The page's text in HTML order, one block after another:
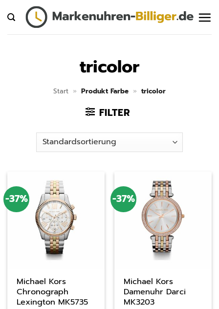
Inhalt
springen
tricolor
Start » Produkt Farbe » tricolor
FILTER
-37%
Michael Kors
Chronograph
Lexington MK5735
-37%
Michael Kors
Damenuhr Darci
MK3203